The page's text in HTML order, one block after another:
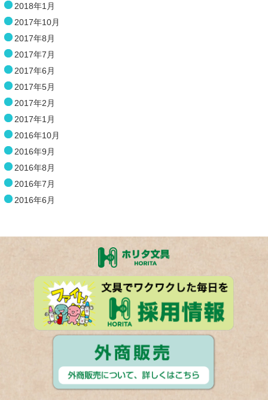
2018年1月
2017年10月
2017年8月
2017年7月
2017年6月
2017年5月
2017年2月
2017年1月
2016年10月
2016年9月
2016年8月
2016年7月
2016年6月